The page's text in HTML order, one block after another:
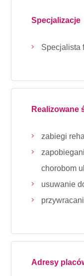
Specjalizacje
Specjalista
Realizowane
zabiegi
chorobom
usuwanie
Adresy